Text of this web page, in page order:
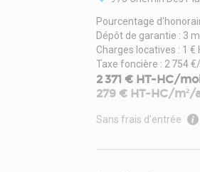
Pourcentage
Dépôt de garantie : 3
Charges locatives : 1 €
Taxe foncière : 2 754
2 371 € HT-HC/
279 € HT-HC/m²/
Sans frais d'entrée